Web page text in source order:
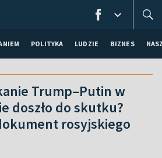
POLITYKA LUDZIE BIZNES
Trump–Putin w
doszło do skutku?
rosyjskiego